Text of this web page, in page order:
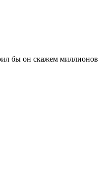
бы он скажем миллионов